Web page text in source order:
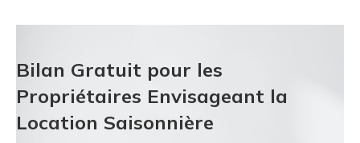
Bilan Gratuit pour les
Propriétaires Envisageant la
Location Saisonnière